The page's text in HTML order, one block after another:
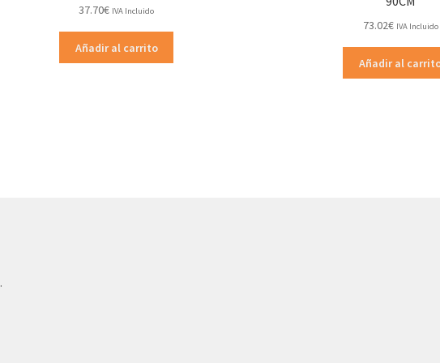
37.70€ IVA Incluido
Añadir al carrito
73.02€ IVA Incluido
Añadir al
.